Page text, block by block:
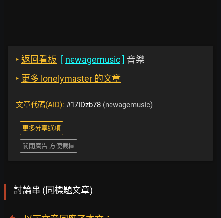
‣ 返回看板 [ newagemusic] 音樂
‣ 更多 lonelymaster 的文章
文章代碼(AID): #17IDzb78 (newagemusic)
更多分享選項
關閉廣告 方便截圖
討論串 (同標題文章)